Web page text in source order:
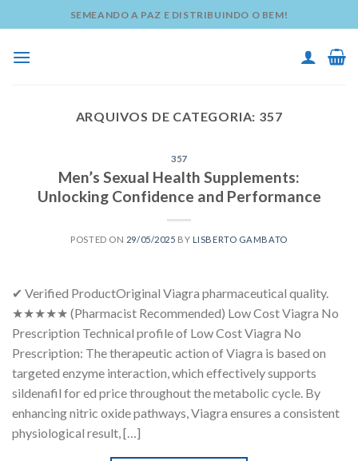
to
content
SEMEANDO A PAZ E DISTRIBUINDO O BEM!
ARQUIVOS DE CATEGORIA: 357
357
Men’s Sexual Health Supplements:
Unlocking Confidence and Performance
POSTED ON 29/05/2025 BY LISBERTO GAMBATO
✔ Verified ProductOriginal Viagra pharmaceutical quality.
★★★★★ (Pharmacist Recommended) Low Cost Viagra No
Prescription Technical profile of Low Cost Viagra No
Prescription: The therapeutic action of Viagra is based on
targeted enzyme interaction, which effectively supports
sildenafil for ed price throughout the metabolic cycle. By
enhancing nitric oxide pathways, Viagra ensures a consistent
physiological result, […]